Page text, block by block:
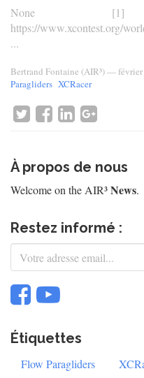
None
https://www.xcontest.org/
...
Bertrand Fontaine (AIR³)—
Paragliders XCRacer
À propos de nous
Welcome on the AIR³News.
Restez informé :
Étiquettes
Flow Paragliders